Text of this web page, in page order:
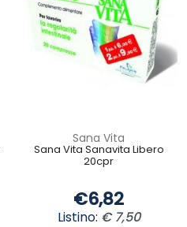
Sana Vita
Sana Vita Sanavita Libero
20cpr
€6,82
Listino: € 7,50